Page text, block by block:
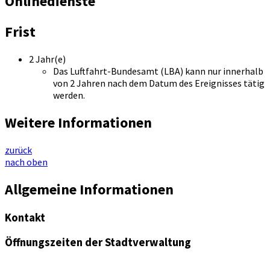
Frist
2 Jahr(e)
Das Luftfahrt-Bundesamt (LBA) kann nur innerhalb
von 2 Jahren nach dem Datum des Ereignisses tätig
werden.
Weitere Informationen
zurück
nach oben
Allgemeine Informationen
Kontakt
Öffnungszeiten der Stadtverwaltung